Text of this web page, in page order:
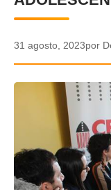
POLÍTICA
AUDIOS
VIDEOS
GALERIA DE
APP
31 agosto, 2023por